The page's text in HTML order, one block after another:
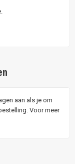
aan als je om
Voor meer